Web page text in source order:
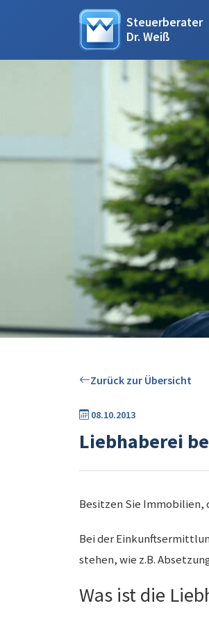
Steuerberater
Dr. Weiß
Zurück zur Übersicht
08.10.2013
Liebhaberei
Besitzen Sie Immobilien,
Bei der
stehen, wie z.B.
Was ist die